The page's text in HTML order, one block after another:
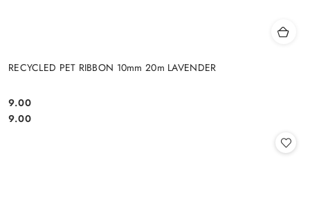
RECYCLED PET RIBBON 10mm 20m LAVENDER
Cena:
9.00
Cena:
9.00